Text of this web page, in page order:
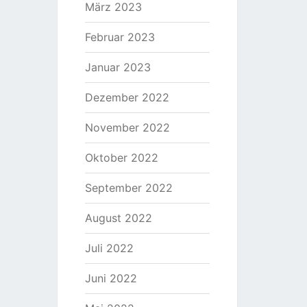
März 2023
Februar 2023
Januar 2023
Dezember 2022
November 2022
Oktober 2022
September 2022
August 2022
Juli 2022
Juni 2022